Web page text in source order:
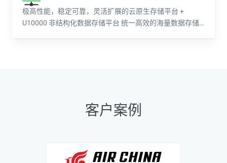
极高性能，稳定可靠，灵活扩展的云原生存储平台 +
U10000 非结构化数据存储平台 统一高效的海量数据存储
客户案例